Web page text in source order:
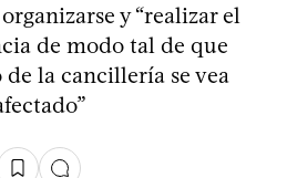
y “realizar el
de modo tal de que
la cancillería se vea